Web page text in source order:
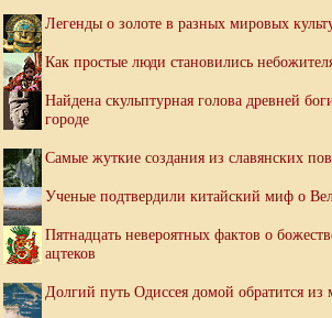
Легенды о золоте в разных мировых
Как простые люди становились
Найдена скульптурная голова древней
городе
Самые жуткие создания из славянских
Ученые подтвердили китайский миф о
Пятнадцать невероятных фактов о
ацтеков
Долгий путь Одиссея домой обратится из